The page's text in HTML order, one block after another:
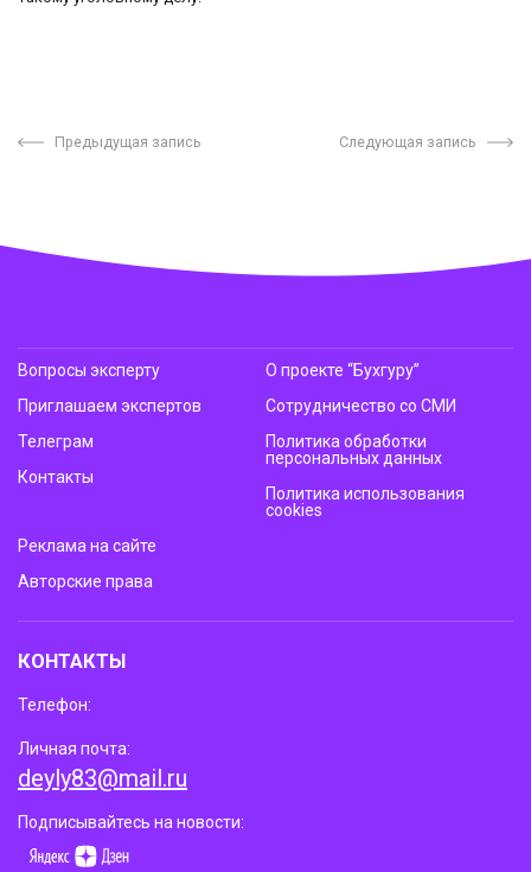
Предыдущая запись Следующая запись
Вопросы эксперту
Приглашаем экспертов
Телеграм
Контакты
О проекте “Бухгуру”
Сотрудничество со СМИ
Политика обработки
персональных данных
Политика использования
cookies
Реклама на сайте
Авторские права
КОНТАКТЫ
Телефон:
Личная почта:
deyly83@mail.ru
Подписывайтесь на новости: